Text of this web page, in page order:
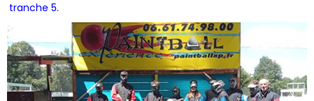
tranche 5.